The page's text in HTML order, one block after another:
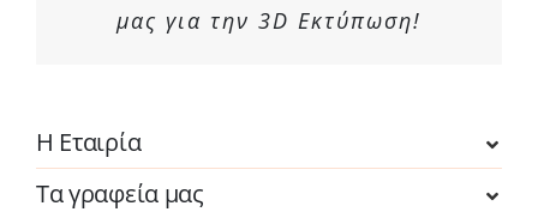
μας για την 3D Εκτύπωση!
Η Εταιρία
Τα γραφεία μας